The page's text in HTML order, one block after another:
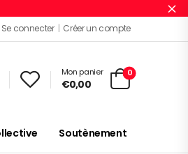
Se connecter | Créer un compte
Mon panier
€0,00
0
Soutènement